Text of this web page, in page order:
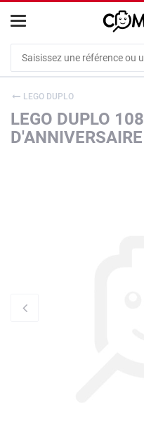
LEGO DUPLO
LEGO DUPLO
D'ANNIVERSAIRE
Cookies management panel